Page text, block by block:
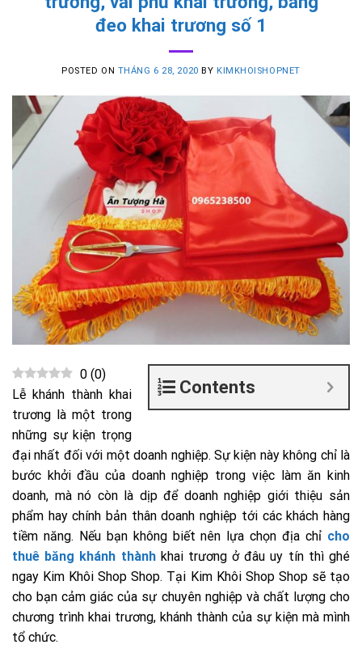
đeo khai trương số 1
POSTED ON THÁNG 6 28, 2020 BY KIMKHOISHOPNET
Contents
0 (0)
Lễ khánh thành khai
trương là một trong
những sự kiện trọng
đại nhất đối với một doanh nghiệp. Sự kiện này không chỉ là
bước khởi đầu của doanh nghiệp trong việc làm ăn kinh
doanh, mà nó còn là dịp để doanh nghiệp giới thiệu sản
phẩm hay chính bản thân doanh nghiệp tới các khách hàng
tiềm năng. Nếu bạn không biết nên lựa chọn địa chỉ cho
thuê băng khánh thành khai trương ở đâu uy tín thì ghé
ngay Kim Khôi Shop Shop. Tại Kim Khôi Shop Shop sẽ tạo
cho bạn cảm giác của sự chuyên nghiệp và chất lượng cho
chương trình khai trương, khánh thành của sự kiện mà mình
tổ chức.